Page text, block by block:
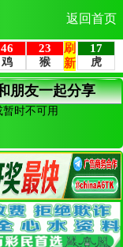
返回首页
朋友一起分享
时不可用